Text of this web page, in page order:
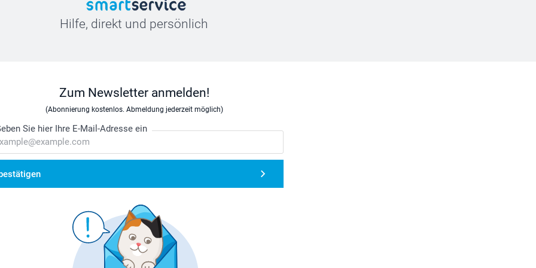
Hilfe, direkt und persönlich
Zum Newsletter anmelden!
(Abonnierung kostenlos. Abmeldung jederzeit möglich)
Sie hier Ihre E-Mail-Adresse ein